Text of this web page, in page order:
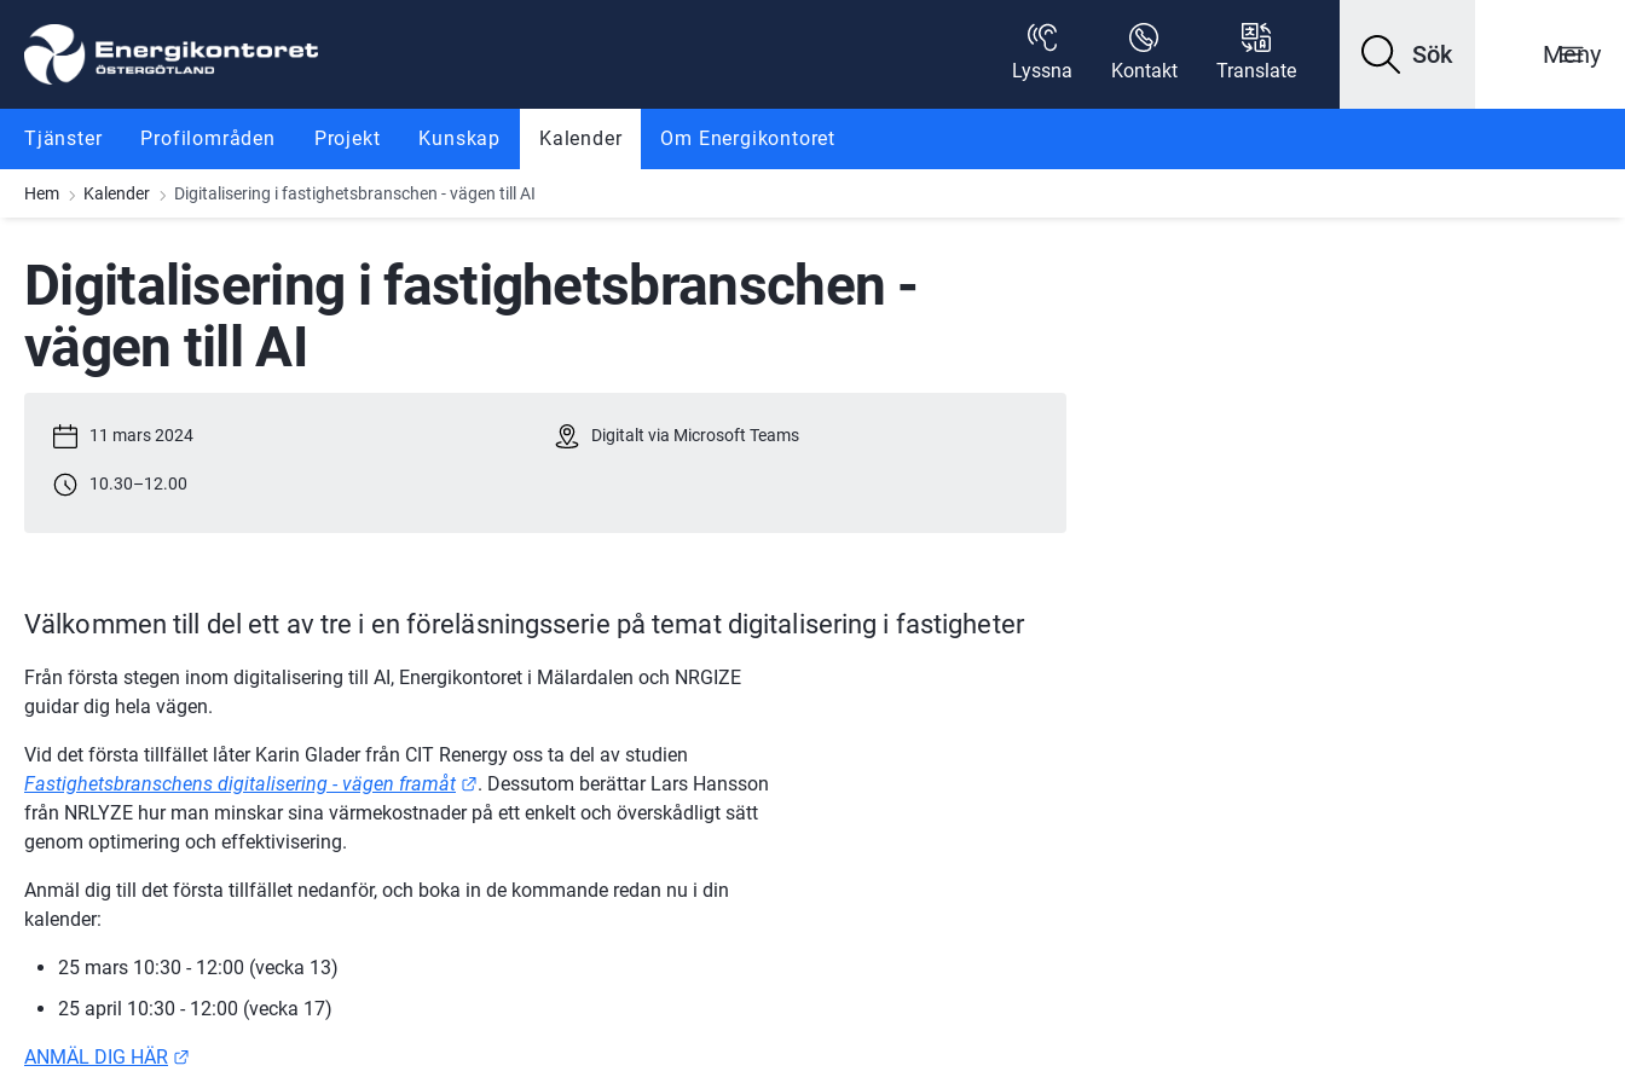
Gå till innehåll
Gå till meny
Gå till sidfot
Lyssna
Kontakt Translate
Sök Meny
Tjänster Profilområden Projekt Kunskap Kalender Om Energikontoret
Hem Kalender Digitalisering i fastighetsbranschen - vägen till AI
Digitalisering i fastighetsbranschen -
vägen till AI
11 mars 2024
10.30–12.00
Digitalt via Microsoft Teams
Välkommen till del ett av tre i en föreläsningsserie på temat digitalisering i fastigheter
Från första stegen inom digitalisering till AI, Energikontoret i Mälardalen och NRGIZE
guidar dig hela vägen.
Fastighetsbranschens digitalisering - vägen framåt
Länk till annan webbplats.
. Dessutom berättar Lars Hansson
från NRLYZE hur man minskar sina värmekostnader på ett enkelt och överskådligt sätt
genom optimering och effektivisering.
Anmäl dig till det första tillfället nedanför, och boka in de kommande redan nu i din
kalender:
25 mars 10:30 - 12:00 (vecka 13)
25 april 10:30 - 12:00 (vecka 17)
ANMÄL DIG HÄR